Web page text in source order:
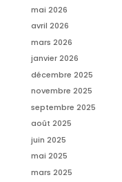
mai 2026
avril 2026
mars 2026
janvier 2026
décembre 2025
novembre 2025
septembre 2025
août 2025
juin 2025
mai 2025
mars 2025